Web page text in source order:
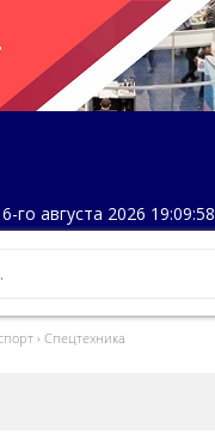
6-го августа 2026 19:09:58
› Спецтехника